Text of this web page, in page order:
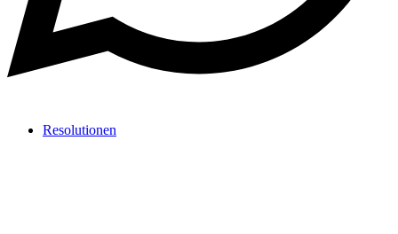
Resolutionen